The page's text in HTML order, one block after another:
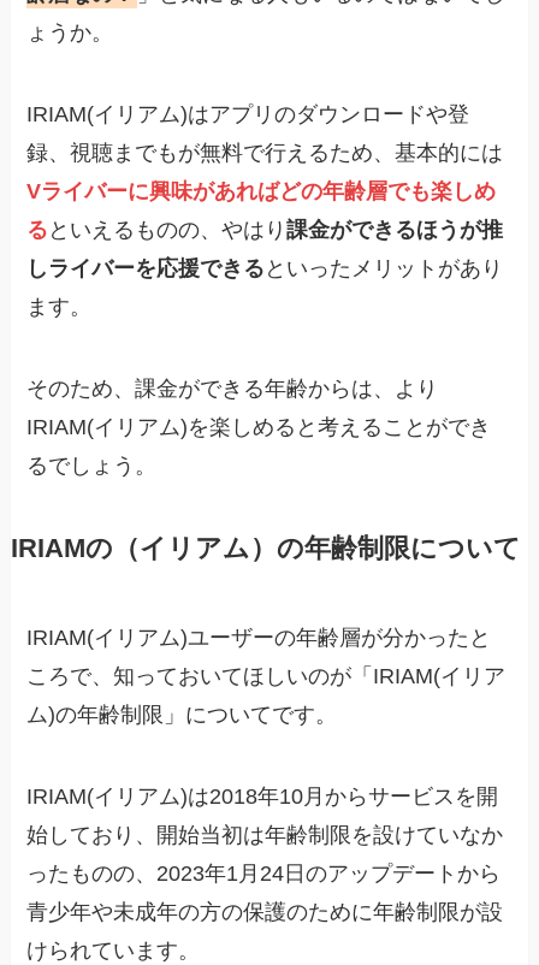
ょうか。
IRIAM(イリアム)はアプリのダウンロードや登
録、視聴までもが無料で行えるため、基本的には
Vライバーに興味があればどの年齢層でも楽しめ
る といえるものの、やはり課金ができるほうが推
しライバーを応援できる といったメリットがあり
ます。
そのため、課金ができる年齢からは、より
IRIAM(イリアム)を楽しめると考えることができ
るでしょう。
IRIAMの（イリアム）の年齢制限について
IRIAM(イリアム)ユーザーの年齢層が分かったと
ころで、知っておいてほしいのが「IRIAM(イリア
ム)の年齢制限」についてです。
IRIAM(イリアム)は2018年10月からサービスを開
始しており、開始当初は年齢制限を設けていなか
ったものの、2023年1月24日のアップデートから
青少年や未成年の方の保護のために年齢制限が設
けられています。